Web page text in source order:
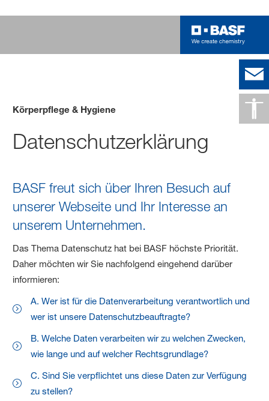
Körperpflege & Hygiene
Datenschutzerklärung
BASF freut sich über Ihren Besuch auf
unserer Webseite und Ihr Interesse an
unserem Unternehmen.
Das Thema Datenschutz hat bei BASF höchste Priorität.
Daher möchten wir Sie nachfolgend eingehend darüber
informieren:
A. Wer ist für die Datenverarbeitung verantwortlich und
wer ist unsere Datenschutzbeauftragte?
B. Welche Daten verarbeiten wir zu welchen Zwecken,
wie lange und auf welcher Rechtsgrundlage?
C. Sind Sie verpflichtet uns diese Daten zur Verfügung
zu stellen?